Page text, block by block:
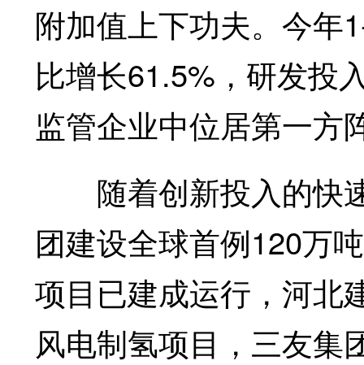
附加值上下功夫。今年
比增长61.5%，研发投
监管企业中位居第一方
随着创新投入的快
团建设全球首例120万
项目已建成运行，河北
风电制氢项目，三友集